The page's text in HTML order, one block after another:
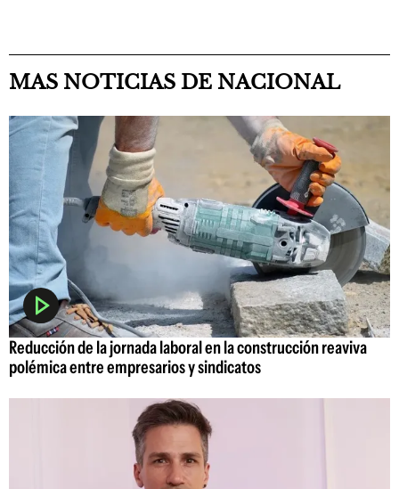
MAS NOTICIAS DE NACIONAL
Reducción de la jornada laboral en la construcción reaviva
polémica entre empresarios y sindicatos